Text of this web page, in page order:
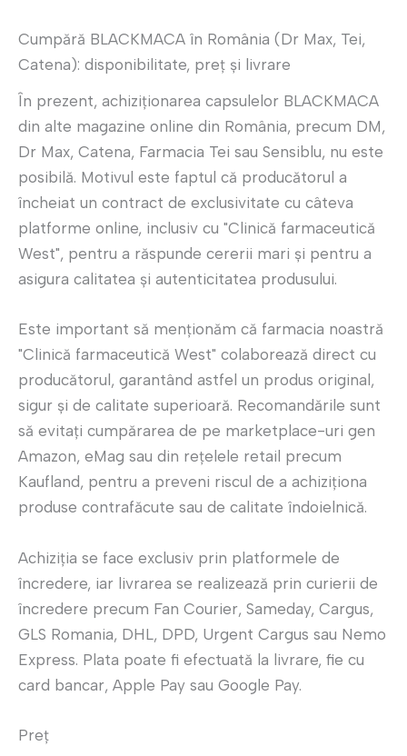
Cumpără BLACKMACA în România (Dr Max, Tei,
Catena): disponibilitate, preț și livrare
În prezent, achiziționarea capsulelor BLACKMACA
din alte magazine online din România, precum DM,
Dr Max, Catena, Farmacia Tei sau Sensiblu, nu este
posibilă. Motivul este faptul că producătorul a
încheiat un contract de exclusivitate cu câteva
platforme online, inclusiv cu "Clinică farmaceutică
West", pentru a răspunde cererii mari și pentru a
asigura calitatea și autenticitatea produsului.
Este important să menționăm că farmacia noastră
"Clinică farmaceutică West" colaborează direct cu
producătorul, garantând astfel un produs original,
sigur și de calitate superioară. Recomandările sunt
să evitați cumpărarea de pe marketplace-uri gen
Amazon, eMag sau din rețelele retail precum
Kaufland, pentru a preveni riscul de a achiziționa
produse contrafăcute sau de calitate îndoielnică.
Achiziția se face exclusiv prin platformele de
încredere, iar livrarea se realizează prin curierii de
încredere precum Fan Courier, Sameday, Cargus,
GLS Romania, DHL, DPD, Urgent Cargus sau Nemo
Express. Plata poate fi efectuată la livrare, fie cu
card bancar, Apple Pay sau Google Pay.
Preț